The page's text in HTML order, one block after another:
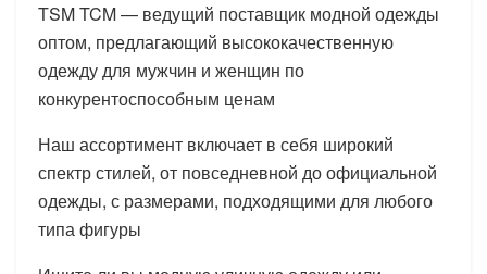
TSM TCM — ведущий поставщик модной одежды
оптом, предлагающий высококачественную
одежду для мужчин и женщин по
конкурентоспособным ценам
Наш ассортимент включает в себя широкий
спектр стилей, от повседневной до официальной
одежды, с размерами, подходящими для любого
типа фигуры